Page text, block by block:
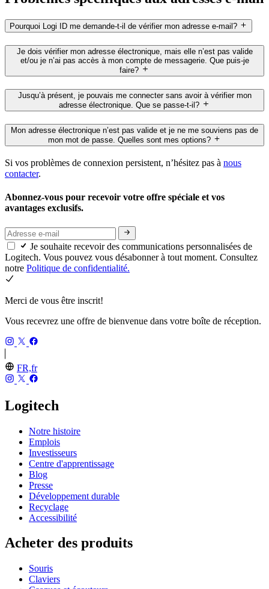
Pourquoi Logi ID me demande-t-il de vérifier mon adresse e-mail?
Je dois vérifier mon adresse électronique, mais elle n’est pas valide
et/ou je n’ai pas accès à mon compte de messagerie. Que puis-je
faire?
Jusqu’à présent, je pouvais me connecter sans avoir à vérifier mon
adresse électronique. Que se passe-t-il?
Mon adresse électronique n’est pas valide et je ne me souviens pas de
mon mot de passe. Quelles sont mes options?
Si vos problèmes de connexion persistent, n’hésitez pas à nous
contacter.
Abonnez-vous pour recevoir votre offre spéciale et vos
avantages exclusifs.
Je souhaite recevoir des communications personnalisées de
Logitech. Vous pouvez vous désabonner à tout moment. Consultez
notre Politique de confidentialité.
Merci de vous être inscrit!
Vous recevrez une offre de bienvenue dans votre boîte de réception.
FR,fr
Logitech
Notre histoire
Emplois
Investisseurs
Centre d'apprentissage
Blog
Presse
Développement durable
Recyclage
Accessibilité
Acheter des produits
Souris
Claviers